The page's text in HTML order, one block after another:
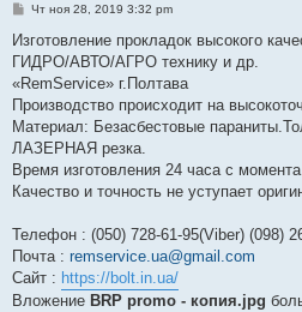
С
о
щ
е
и
е
Чт ноя 28, 2019 3:32 pm
Изготовление прокладок высокого
ГИДРО/АВТО/АГРО технику и др.
«RemService» г.Полтава
Производство происходит на
Материал: Безасбестовые
ЛАЗЕРНАЯ резка.
Время изготовления 24 часа с
Качество и точность не уступает
Телефон : (050) 728-61-95(Viber) (098)
Почта : remservice.ua@gmail.com
Сайт : https://bolt.in.ua/
Вложение BRP promo - копия.jpg